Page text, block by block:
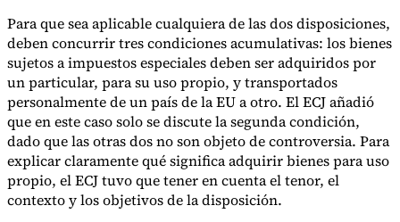
Para que sea aplicable cualquiera de las dos disposiciones,
deben concurrir tres condiciones acumulativas: los bienes
sujetos a impuestos especiales deben ser adquiridos por
un particular, para su uso propio, y transportados
personalmente de un país de la EU a otro. El ECJ añadió
que en este caso solo se discute la segunda condición,
dado que las otras dos no son objeto de controversia. Para
explicar claramente qué significa adquirir bienes para uso
propio, el ECJ tuvo que tener en cuenta el tenor, el
contexto y los objetivos de la disposición.